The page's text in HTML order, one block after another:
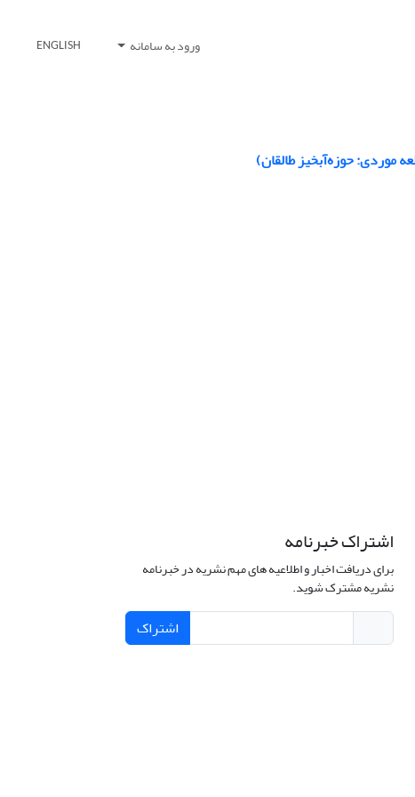
ورود به سامانه ENGLISH
اشتراک خبرنامه
برای دریافت اخبار و اطلاعیه های مهم نشریه در خبرنامه
نشریه مشترک شوید.
اشتراک